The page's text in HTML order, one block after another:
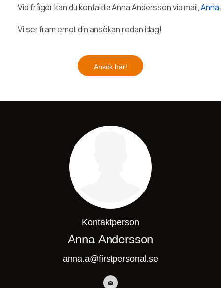
Vid frågor kan du kontakta Anna Andersson via mail,
Vi ser fram emot din ansökan redan idag!
Ansök här!
Kontaktperson
Anna Andersson
anna.a@firstpersonal.se